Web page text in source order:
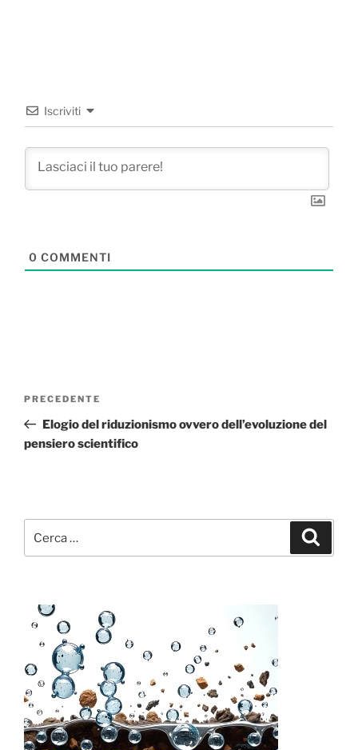
Iscriviti
0 COMMENTI
Articolo
precedente:
PRECEDENTE
Elogio del riduzionismo ovvero dell’evoluzione del
pensiero scientifico